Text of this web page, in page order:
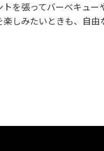
トを張ってバーベキュ
しみたいときも、自由
、夏には蛍が見れるこ
ただいても、四季の移